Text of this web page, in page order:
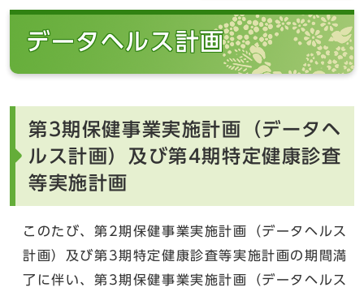
データヘルス計画
第3期保健事業実施計画（データヘ
ルス計画）及び第4期特定健康診査
等実施計画
このたび、第2期保健事業実施計画（データヘルス
計画）及び第3期特定健康診査等実施計画の期間満
了に伴い、第3期保健事業実施計画（データヘルス